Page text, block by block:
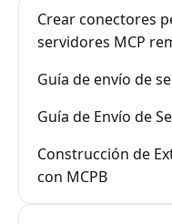
Crear conectores
servidores MCP
Guía de envío de
Guía de Envío de
Construcción de
con MCPB